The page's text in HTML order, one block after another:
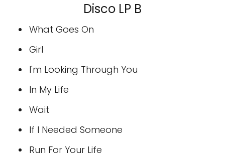
Disco LP B
What Goes On
Girl
I'm Looking Through You
In My Life
Wait
If I Needed Someone
Run For Your Life